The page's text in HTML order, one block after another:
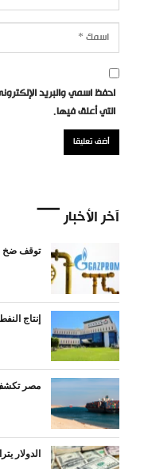
احفظ اسمي والبريد
التي أعلق فيها.
آخر الأخبار
توقف ضخ
إنتاج
مصر تكشف
الدولار